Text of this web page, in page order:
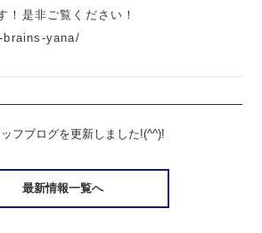
！是非ご覧ください！
yana/
フブログを更新しました!(^^)!
最新情報一覧へ